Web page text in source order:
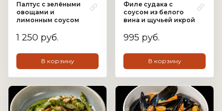
Палтус с зелёными
овощами и
лимонным соусом
1 250 руб.
В корзину
Филе судака с
соусом из белого
вина и щучьей икрой
995 руб.
В корзину